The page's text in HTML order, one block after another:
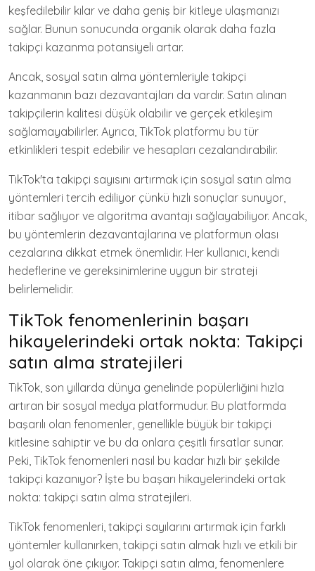
keşfedilebilir kılar ve daha geniş bir kitleye ulaşmanızı
sağlar. Bunun sonucunda organik olarak daha fazla
takipçi kazanma potansiyeli artar.
Ancak, sosyal satın alma yöntemleriyle takipçi
kazanmanın bazı dezavantajları da vardır. Satın alınan
takipçilerin kalitesi düşük olabilir ve gerçek etkileşim
sağlamayabilirler. Ayrıca, TikTok platformu bu tür
etkinlikleri tespit edebilir ve hesapları cezalandırabilir.
TikTok'ta takipçi sayısını artırmak için sosyal satın alma
yöntemleri tercih ediliyor çünkü hızlı sonuçlar sunuyor,
itibar sağlıyor ve algoritma avantajı sağlayabiliyor. Ancak,
bu yöntemlerin dezavantajlarına ve platformun olası
cezalarına dikkat etmek önemlidir. Her kullanıcı, kendi
hedeflerine ve gereksinimlerine uygun bir strateji
belirlemelidir.
TikTok fenomenlerinin başarı
hikayelerindeki ortak nokta: Takipçi
satın alma stratejileri
TikTok, son yıllarda dünya genelinde popülerliğini hızla
artıran bir sosyal medya platformudur. Bu platformda
başarılı olan fenomenler, genellikle büyük bir takipçi
kitlesine sahiptir ve bu da onlara çeşitli fırsatlar sunar.
Peki, TikTok fenomenleri nasıl bu kadar hızlı bir şekilde
takipçi kazanıyor? İşte bu başarı hikayelerindeki ortak
nokta: takipçi satın alma stratejileri.
TikTok fenomenleri, takipçi sayılarını artırmak için farklı
yöntemler kullanırken, takipçi satın almak hızlı ve etkili bir
yol olarak öne çıkıyor. Takipçi satın alma, fenomenlere